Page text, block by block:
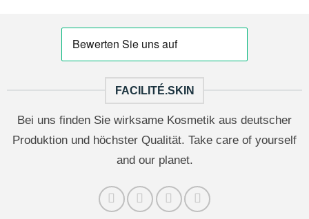
FACILITÉ.SKIN
Bei uns finden Sie wirksame Kosmetik aus deutscher
Produktion und höchster Qualität. Take care of yourself
and our planet.